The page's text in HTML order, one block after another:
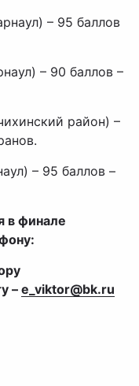
– 95 баллов
– 90 баллов –
район) –
– 95 баллов –
в финале
– e_viktor@bk.ru